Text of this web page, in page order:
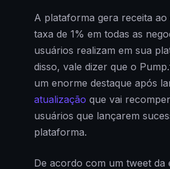
A plataforma gera receita
taxa de 1% em todas as
usuários realizam em sua
disso, vale dizer que o
um enorme destaque após
atualização que vai
usuários que lançarem
plataforma.
De acordo com um tweet da